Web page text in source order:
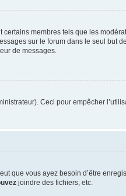
membres tels que les
sur le forum dans le seul but
de messages.
Ceci pour empêcher
que vous ayez besoin d’être
joindre des fichiers, etc.